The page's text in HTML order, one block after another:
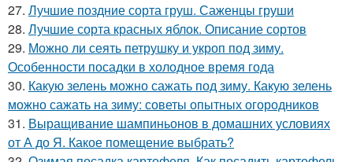
27. Лучшие поздние сорта груш. Саженцы груши
28. Лучшие сорта красных яблок. Описание сортов
29. Можно ли сеять петрушку и укроп под зиму.
Особенности посадки в холодное время года
30. Какую зелень можно сажать под зиму. Какую зелень
можно сажать на зиму: советы опытных огородников
31. Выращивание шампиньонов в домашних условиях
от А до Я. Какое помещение выбрать?